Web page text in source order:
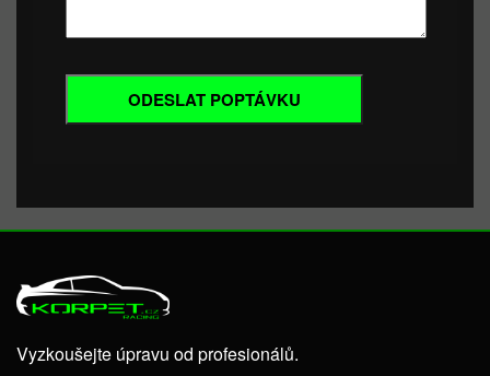
Vyzkoušejte úpravu od profesionálů.